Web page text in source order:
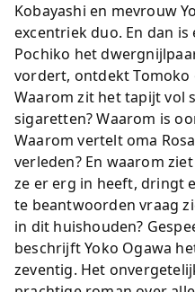
Kobayashi en mevrouw
excentriek duo. En dan is
Pochiko het
vordert, ontdekt Tomoko
Waarom zit het tapijt vol
sigaretten? Waarom is
Waarom vertelt oma
verleden? En waarom
ze er erg in heeft, dringt
te beantwoorden vraag
in dit huishouden?
beschrijft Yoko Ogawa
zeventig. Het